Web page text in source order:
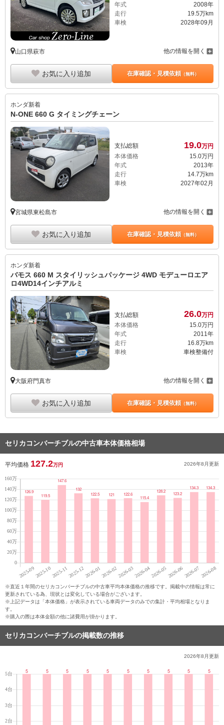
年式
2008年
走行
19.5万km
車検
2028年09月
山口県萩市 他の情報を開く
お気に入り追加 在庫確認・見積依頼（無料）
ホンダ新着
N-ONE 660 G タイミングチェーン
支払総額 19.0万円
本体価格
15.0万円
年式
2013年
走行
14.7万km
車検
2027年02月
宮城県東松島市 他の情報を開く
お気に入り追加 在庫確認・見積依頼（無料）
ホンダ新着
バモス 660 M スタイリッシュパッケージ 4WD モデューロエア
ロ4WD14インチアルミ
支払総額 26.0万円
本体価格
15.0万円
年式
2011年
走行
16.8万km
車検
車検整備付
大阪府門真市 他の情報を開く
お気に入り追加 在庫確認・見積依頼（無料）
セリカコンバーチブルの中古車本体価格相場
平均価格 127.2万円 2026年8月更新
※直近１年間のセリカコンバーチブルの中古車平均本体価格の推移です。掲載中の情報は常に
更新されている為、現状とは変化している場合がございます。
※上記データは「本体価格」が表示されている車両データのみでの集計・平均相場となりま
す。
※購入の際は本体金額の他に諸費用が掛かります。
セリカコンバーチブルの掲載数の推移
2026年8月更新